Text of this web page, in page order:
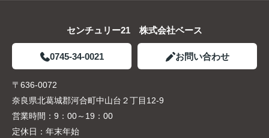
センチュリー21 株式会社ベース
0745-34-0021 お問い合わせ
〒636-0072
奈良県北葛城郡河合町中山台２丁目12-9
営業時間： 9：00～19：00
定休日： 年末年始